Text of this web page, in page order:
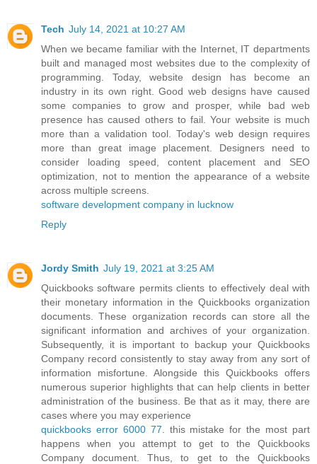
Tech July 14, 2021 at 10:27 AM
When we became familiar with the Internet, IT departments
built and managed most websites due to the complexity of
programming. Today, website design has become an
industry in its own right. Good web designs have caused
some companies to grow and prosper, while bad web
presence has caused others to fail. Your website is much
more than a validation tool. Today's web design requires
more than great image placement. Designers need to
consider loading speed, content placement and SEO
optimization, not to mention the appearance of a website
across multiple screens.
software development company in lucknow
Reply
Jordy Smith July 19, 2021 at 3:25 AM
Quickbooks software permits clients to effectively deal with
their monetary information in the Quickbooks organization
documents. These organization records can store all the
significant information and archives of your organization.
Subsequently, it is important to backup your Quickbooks
Company record consistently to stay away from any sort of
information misfortune. Alongside this Quickbooks offers
numerous superior highlights that can help clients in better
administration of the business. Be that as it may, there are
cases where you may experience
quickbooks error 6000 77 . this mistake for the most part
happens when you attempt to get to the Quickbooks
Company document. Thus, to get to the Quickbooks